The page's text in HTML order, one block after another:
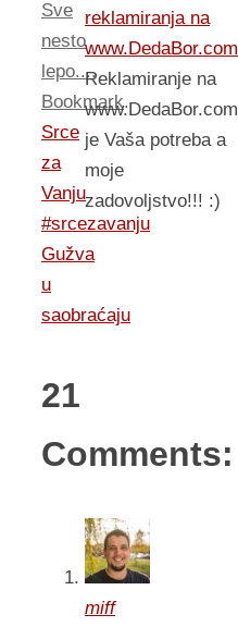
Sve
nesto
lepo....
Bookmark.
Srce
za
Vanju
#srcezavanju
Gužva
u
saobraćaju
21
Comments:
miff
reklamiranja na
www.DedaBor.com
Reklamiranje na
www.DedaBor.com
je Vaša potreba a
moje
zadovoljstvo!!! :)